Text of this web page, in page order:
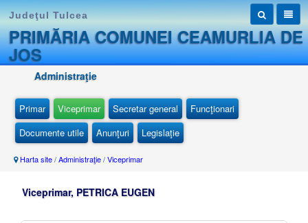
Judeţul Tulcea
PRIMĂRIA COMUNEI CEAMURLIA DE
JOS
Administraţie
Primar Viceprimar Secretar general
Funcţionari
Documente utile
Anunţuri Legislaţie
Harta site/Administraţie/Viceprimar
Viceprimar, PETRICA EUGEN